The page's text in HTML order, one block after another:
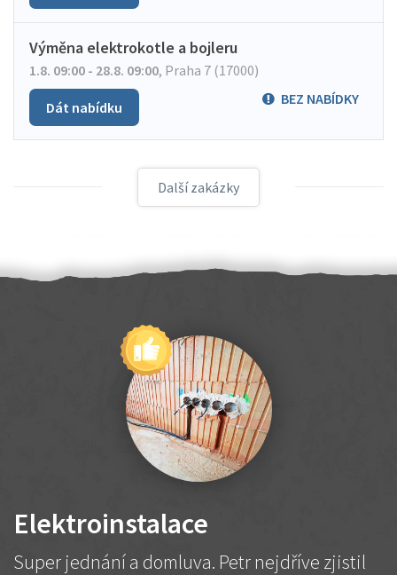
Výměna elektrokotle a bojleru
1.8. 09:00 - 28.8. 09:00, Praha 7 (17000)
BEZ NABÍDKY
Dát nabídku
Další zakázky
Elektroinstalace
Super jednání a domluva. Petr nejdříve zjistil